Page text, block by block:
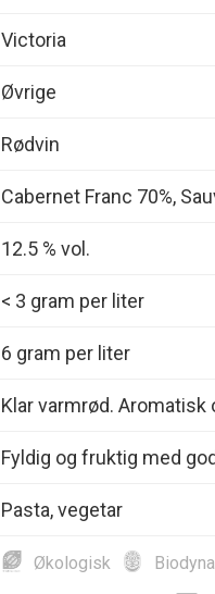
Victoria
Øvrige
Rødvin
Cabernet Franc 70%,
12.5 % vol.
< 3 gram per liter
6 gram per liter
Klar varmrød.
Fyldig og fruktig med
Pasta, vegetar
Økologisk